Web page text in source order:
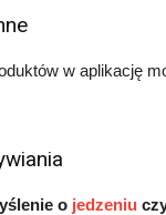
w aplikację
o jedzeniu